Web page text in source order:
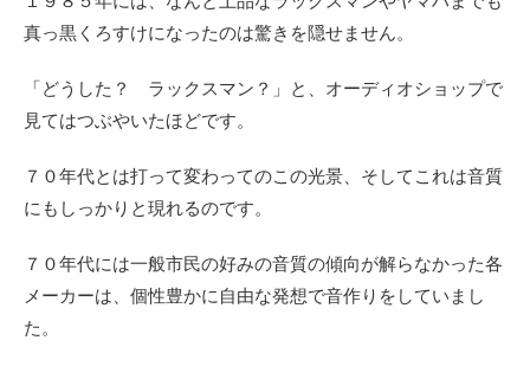
真っ黒くろすけになったのは驚きを隠せません。
「どうした？ ラックスマン？」と、オーディオショップで
見てはつぶやいたほどです。
７０年代とは打って変わってのこの光景、そしてこれは音質
にもしっかりと現れるのです。
７０年代には一般市民の好みの音質の傾向が解らなかった各
メーカーは、個性豊かに自由な発想で音作りをしていまし
た。